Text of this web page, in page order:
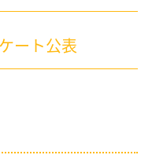
ート公表